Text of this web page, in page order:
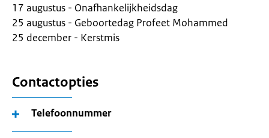
17 augustus - Onafhankelijkheidsdag
25 augustus - Geboortedag Profeet Mohammed
25 december - Kerstmis
Contactopties
Telefoonnummer